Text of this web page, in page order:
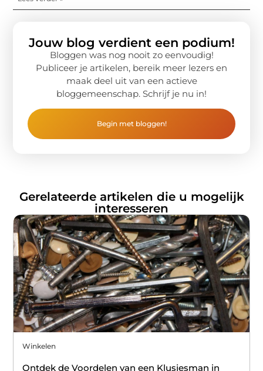
Jouw blog verdient een podium!
Bloggen was nog nooit zo eenvoudig!
Publiceer je artikelen, bereik meer lezers en
maak deel uit van een actieve
bloggemeenschap. Schrijf je nu in!
Begin met bloggen!
Gerelateerde artikelen die u mogelijk
interesseren
Winkelen
Ontdek de Voordelen van een Klusjesman in